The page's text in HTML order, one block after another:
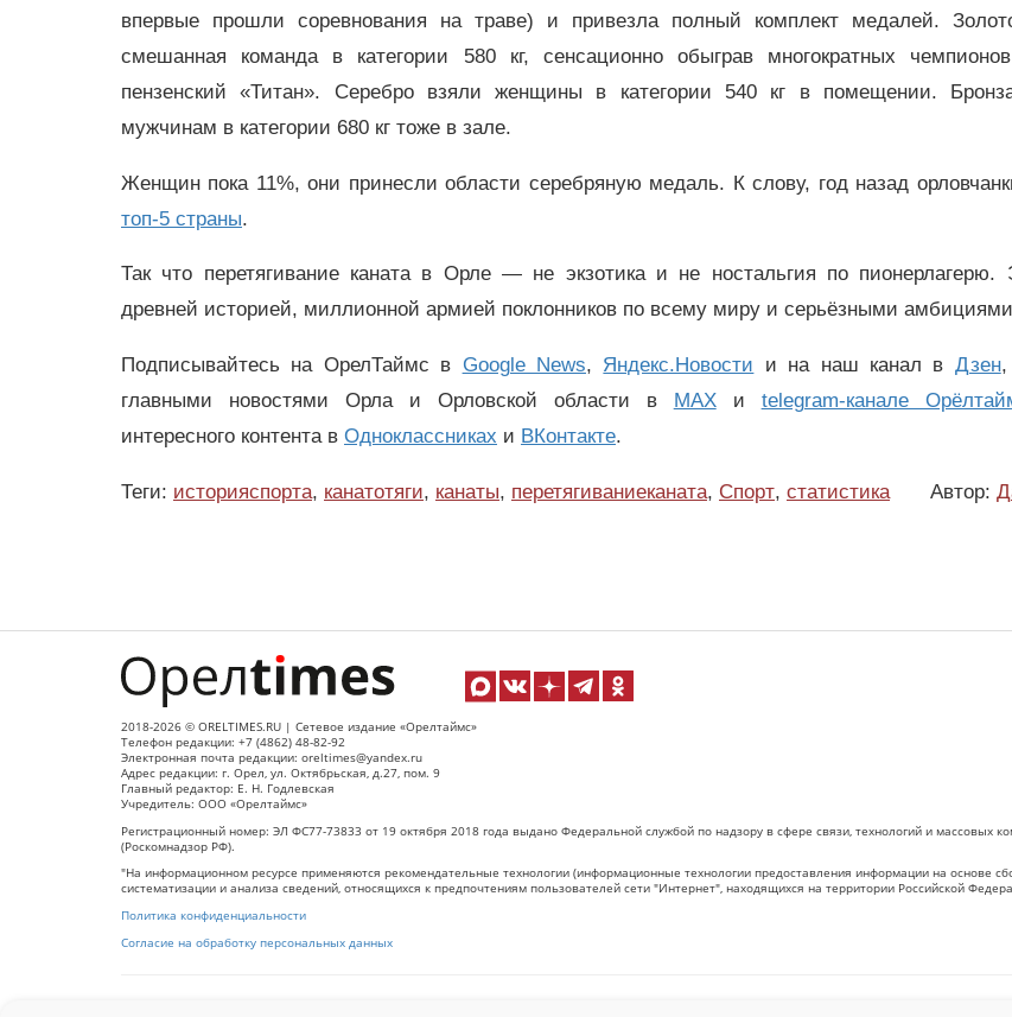
впервые прошли соревнования на траве) и привезла полный комплект медалей.
смешанная команда в категории 580 кг, сенсационно обыграв многократных
пензенский «Титан». Серебро взяли женщины в категории 540 кг в помещении.
мужчинам в категории 680 кг тоже в зале.
Женщин пока 11%, они принесли области серебряную медаль. К слову, год назад
топ-5 страны.
Так что перетягивание каната в Орле — не экзотика и не ностальгия по пионерлагерю.
древней историей, миллионной армией поклонников по всему миру и серьёзными
Подписывайтесь на ОрелТаймс в Google News, Яндекс.Новости и на наш канал в Дзен,
главными новостями Орла и Орловской области в
MAXи telegram-канале
интересного контента в Одноклассниках и ВКонтакте.
Теги: историяспорта, канатотяги, канаты, перетягиваниеканата, Спорт, статистика Автор:
2018-2026 © ORELTIMES.RU | Сетевое издание «Орелтаймс»
Телефон редакции: +7 (4862) 48-82-92
Электронная почта редакции: oreltimes@yandex.ru
Адрес редакции: г. Орел, ул. Октябрьская, д.27, пом. 9
Главный редактор: Е. Н. Годлевская
Учредитель: ООО «Орелтаймс»
Регистрационный номер: ЭЛ ФС77-73833 от 19 октября 2018 года выдано Федеральной службой по надзору в сфере связи, технологий и массовых
(Роскомнадзор РФ).
"На информационном ресурсе применяются рекомендательные технологии (информационные технологии предоставления информации на основе
систематизации и анализа сведений, относящихся к предпочтениям пользователей сети "Интернет", находящихся на территории Российской
Политика конфиденциальности
Согласие на обработку персональных данных